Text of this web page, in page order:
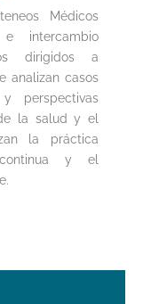
Médicos
intercambio
dirigidos a
analizan casos
perspectivas
la salud y el
la práctica
continua y el